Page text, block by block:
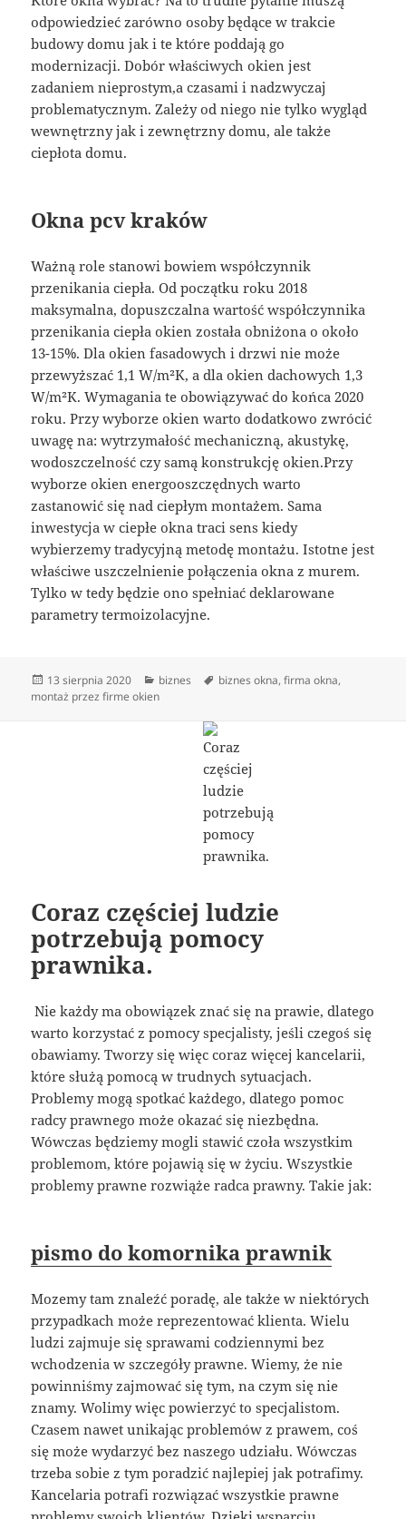
odpowiedzieć zarówno osoby będące w trakcie
budowy domu jak i te które poddają go
modernizacji. Dobór właściwych okien jest
zadaniem nieprostym,a czasami i nadzwyczaj
problematycznym. Zależy od niego nie tylko wygląd
wewnętrzny jak i zewnętrzny domu, ale także
ciepłota domu.
Okna pcv kraków
Ważną role stanowi bowiem współczynnik
przenikania ciepła. Od początku roku 2018
maksymalna, dopuszczalna wartość współczynnika
przenikania ciepła okien została obniżona o około
13-15%. Dla okien fasadowych i drzwi nie może
przewyższać 1,1 W/m²K, a dla okien dachowych 1,3
W/m²K. Wymagania te obowiązywać do końca 2020
roku. Przy wyborze okien warto dodatkowo zwrócić
uwagę na: wytrzymałość mechaniczną, akustykę,
wodoszczelność czy samą konstrukcję okien.Przy
wyborze okien energooszczędnych warto
zastanowić się nad ciepłym montażem. Sama
inwestycja w ciepłe okna traci sens kiedy
wybierzemy tradycyjną metodę montażu. Istotne jest
właściwe uszczelnienie połączenia okna z murem.
Tylko w tedy będzie ono spełniać deklarowane
parametry termoizolacyjne.
Data
publikacji
13 sierpnia 2020 Kategorie
biznes Tagi
biznes okna,firma okna,
montaż przez firme okien
Coraz częściej ludzie
potrzebują pomocy
prawnika.
Nie każdy ma obowiązek znać się na prawie, dlatego
warto korzystać z pomocy specjalisty, jeśli czegoś się
obawiamy. Tworzy się więc coraz więcej kancelarii,
które służą pomocą w trudnych sytuacjach.
Problemy mogą spotkać każdego, dlatego pomoc
radcy prawnego może okazać się niezbędna.
Wówczas będziemy mogli stawić czoła wszystkim
problemom, które pojawią się w życiu. Wszystkie
problemy prawne rozwiąże radca prawny. Takie jak:
pismo do komornika prawnik
Mozemy tam znaleźć poradę, ale także w niektórych
przypadkach może reprezentować klienta. Wielu
ludzi zajmuje się sprawami codziennymi bez
wchodzenia w szczegóły prawne. Wiemy, że nie
powinniśmy zajmować się tym, na czym się nie
znamy. Wolimy więc powierzyć to specjalistom.
Czasem nawet unikając problemów z prawem, coś
się może wydarzyć bez naszego udziału. Wówczas
trzeba sobie z tym poradzić najlepiej jak potrafimy.
Kancelaria potrafi rozwiązać wszystkie prawne